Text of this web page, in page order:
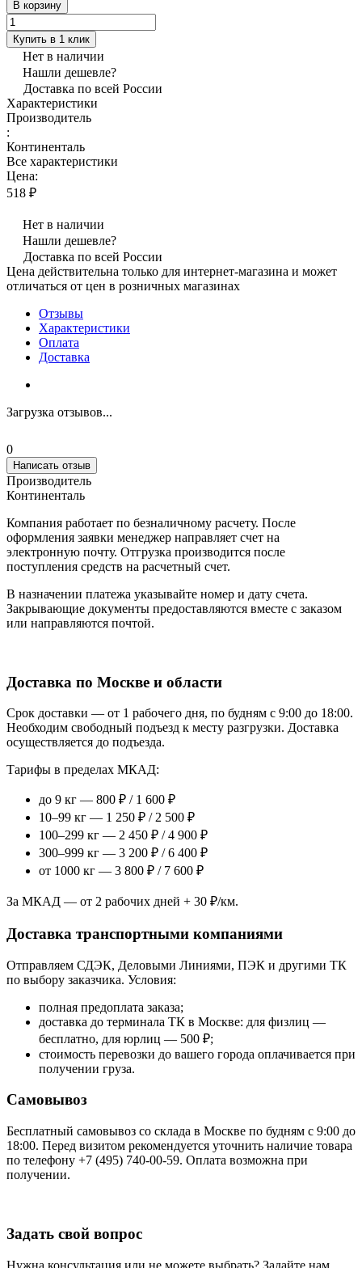
В корзину
Купить в 1 клик
Нет в наличии
Нашли дешевле?
Доставка по всей России
Характеристики
Производитель
:
Континенталь
Все характеристики
Цена:
518 ₽
Нет в наличии
Нашли дешевле?
Доставка по всей России
Цена действительна только для интернет-магазина и может
отличаться от цен в розничных магазинах
Отзывы
Характеристики
Оплата
Доставка
Загрузка отзывов...
0
Написать отзыв
Производитель
Континенталь
Компания работает по безналичному расчету. После
оформления заявки менеджер направляет счет на
электронную почту. Отгрузка производится после
поступления средств на расчетный счет.
В назначении платежа указывайте номер и дату счета.
Закрывающие документы предоставляются вместе с заказом
или направляются почтой.
Доставка по Москве и области
Срок доставки — от 1 рабочего дня, по будням с 9:00 до 18:00.
Необходим свободный подъезд к месту разгрузки. Доставка
осуществляется до подъезда.
Тарифы в пределах МКАД:
до 9 кг — 800 ₽ / 1 600 ₽
10–99 кг — 1 250 ₽ / 2 500 ₽
100–299 кг — 2 450 ₽ / 4 900 ₽
300–999 кг — 3 200 ₽ / 6 400 ₽
от 1000 кг — 3 800 ₽ / 7 600 ₽
За МКАД — от 2 рабочих дней + 30 ₽/км.
Доставка транспортными компаниями
Отправляем СДЭК, Деловыми Линиями, ПЭК и другими ТК
по выбору заказчика. Условия:
полная предоплата заказа;
доставка до терминала ТК в Москве: для физлиц —
бесплатно, для юрлиц — 500 ₽;
стоимость перевозки до вашего города оплачивается при
получении груза.
Самовывоз
Бесплатный самовывоз со склада в Москве по будням с 9:00 до
18:00. Перед визитом рекомендуется уточнить наличие товара
по телефону +7 (495) 740-00-59. Оплата возможна при
получении.
Задать свой вопрос
Нужна консультация или не можете выбрать? Задайте нам